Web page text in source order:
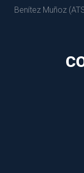
Benítez Muñoz